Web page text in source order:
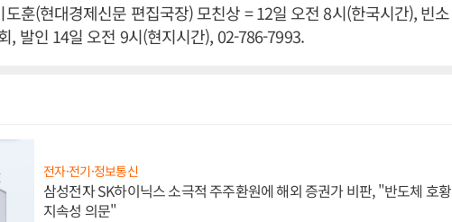
훈(현대경제신문 편집국장) 모친상 = 12일 오전 8시(한국시간), 빈소
, 발인 14일 오전 9시(현지시간), 02-786-7993.
전자·전기·정보통신
삼성전자 SK하이닉스 소극적 주주환원에 해외 증권가 비판, "반도체 호황
지속성 의문"